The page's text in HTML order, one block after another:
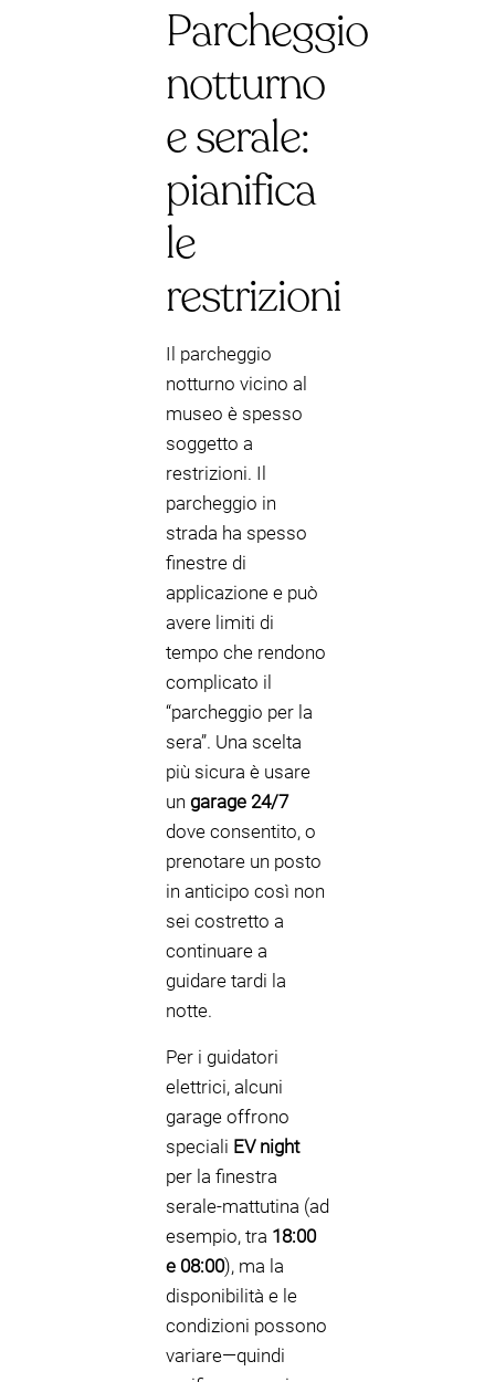
Parcheggio
notturno
e serale:
pianifica
le
restrizioni
Il parcheggio
notturno vicino al
museo è spesso
soggetto a
restrizioni. Il
parcheggio in
strada ha spesso
finestre di
applicazione e può
avere limiti di
tempo che rendono
complicato il
“parcheggio per la
sera”. Una scelta
più sicura è usare
un garage 24/7
dove consentito, o
prenotare un posto
in anticipo così non
sei costretto a
continuare a
guidare tardi la
notte.
Per i guidatori
elettrici, alcuni
garage offrono
speciali EV night
per la finestra
serale-mattutina (ad
esempio, tra 18:00
e 08:00), ma la
disponibilità e le
condizioni possono
variare—quindi